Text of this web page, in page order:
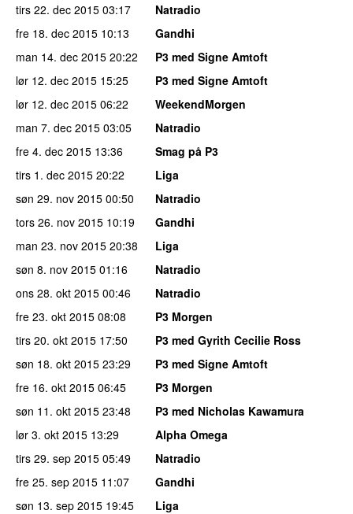
tirs 22. dec 2015 03:17
Natradio
fre 18. dec 2015 10:13
Gandhi
man 14. dec 2015 20:22
P3 med Signe Amtoft
lør 12. dec 2015 15:25
P3 med Signe Amtoft
lør 12. dec 2015 06:22
WeekendMorgen
man 7. dec 2015 03:05
Natradio
fre 4. dec 2015 13:36
Smag på P3
tirs 1. dec 2015 20:22
Liga
søn 29. nov 2015 00:50
Natradio
tors 26. nov 2015 10:19
Gandhi
man 23. nov 2015 20:38
Liga
søn 8. nov 2015 01:16
Natradio
ons 28. okt 2015 00:46
Natradio
fre 23. okt 2015 08:08
P3 Morgen
tirs 20. okt 2015 17:50
P3 med Gyrith Cecilie Ross
søn 18. okt 2015 23:29
P3 med Signe Amtoft
fre 16. okt 2015 06:45
P3 Morgen
søn 11. okt 2015 23:48
P3 med Nicholas Kawamura
lør 3. okt 2015 13:29
Alpha Omega
tirs 29. sep 2015 05:49
Natradio
fre 25. sep 2015 11:07
Gandhi
søn 13. sep 2015 19:45
Liga